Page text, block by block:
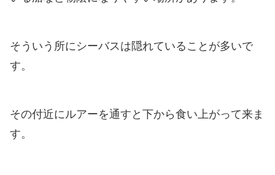
そういう所にシーバスは隠れていることが多いで
す。
その付近にルアーを通すと下から食い上がって来ま
す。